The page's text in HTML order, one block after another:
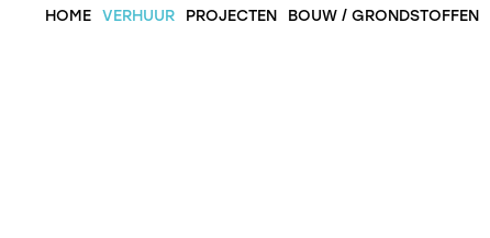
HOME VERHUUR PROJECTEN BOUW / GRONDSTOFFEN